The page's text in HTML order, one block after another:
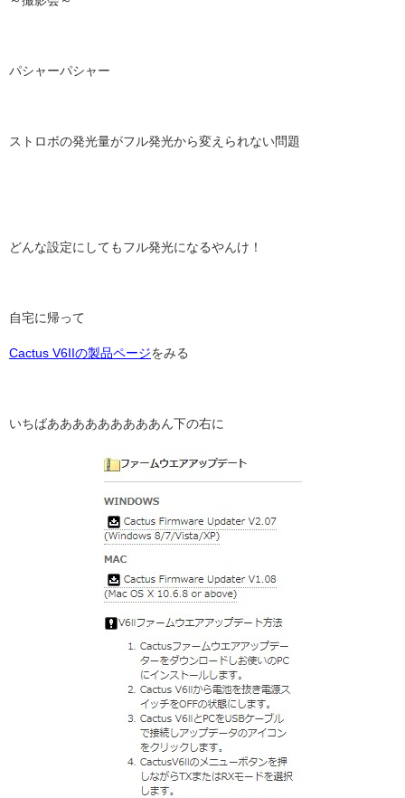
パシャーパシャー
ストロボの発光量がフル発光から変えられない問題
どんな設定にしてもフル発光になるやんけ！
自宅に帰って
Cactus V6IIの製品ページをみる
いちばあああああああああん下の右に